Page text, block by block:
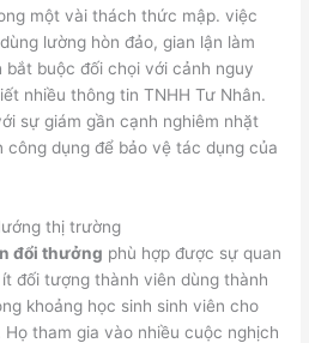
một vài thách thức mập. việc
lường hòn đảo, gian lận làm
buộc đối chọi với cảnh nguy
nhiều thông tin TNHH Tư Nhân.
sự giám gần cạnh nghiêm nhặt
công dụng để bảo vệ tác dụng của
thị trường
đổi thưởng phù hợp được sự quan
đối tượng thành viên dùng thành
khoảng học sinh sinh viên cho
tham gia vào nhiều cuộc nghịch